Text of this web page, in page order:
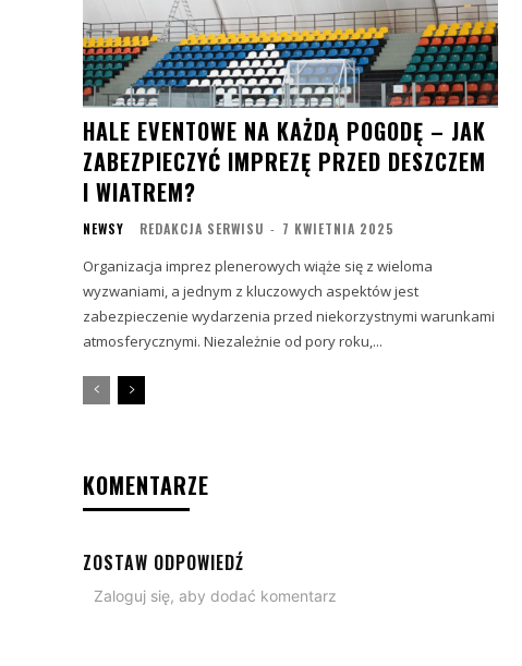
HALE EVENTOWE NA KAŻDĄ POGODĘ – JAK
ZABEZPIECZYĆ IMPREZĘ PRZED DESZCZEM
I WIATREM?
NEWSY REDAKCJA SERWISU - 7 KWIETNIA 2025
Organizacja imprez plenerowych wiąże się z wieloma
wyzwaniami, a jednym z kluczowych aspektów jest
zabezpieczenie wydarzenia przed niekorzystnymi warunkami
atmosferycznymi. Niezależnie od pory roku,...
KOMENTARZE
ZOSTAW ODPOWIEDŹ
Zaloguj się, aby dodać komentarz